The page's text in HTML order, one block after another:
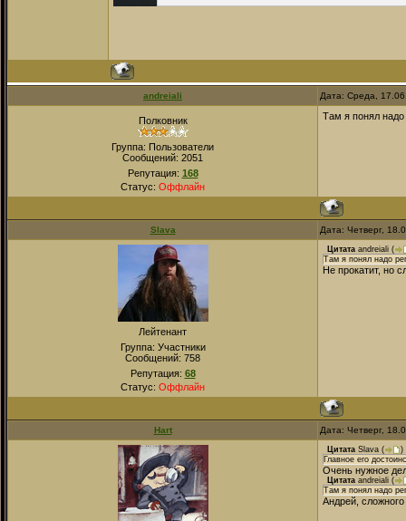
andreiali Дата: Среда,
Полковник
Группа: Пользователи
Сообщений: 2051
Репутация: 168
Статус: Оффлайн
Там я понял надо
Slava Дата: Четверг,
Лейтенант
Группа: Участники
Сообщений: 758
Репутация: 68
Статус: Оффлайн
Цитата andreiali (
Там я понял надо
Не прокатит, но
Hart Дата: Четверг,
Цитата Slava (
)
Главное его
Очень нужное
Цитата andreiali (
Там я понял надо
Андрей,